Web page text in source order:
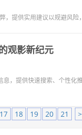
提供实用建议以规避风险
观影新纪元
，提供快速搜索、个性化
17 18 19 20 21